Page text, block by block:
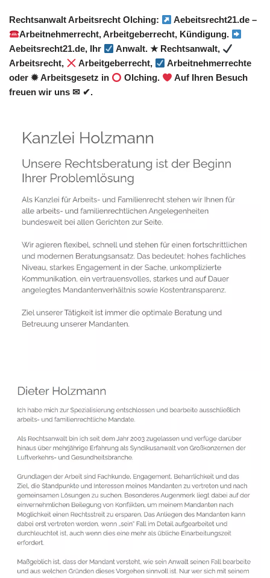
Rechtsanwalt Arbeitsrecht Olching:
Aebeitsrecht21.de –
Arbeitnehmerrecht, Arbeitgeberrecht, Kündigung.
Aebeitsrecht21.de, Ihr
Anwalt. ★ Rechtsanwalt,
Arbeitsrecht,
Arbeitgeberrecht,
Arbeitnehmerrechte
oder ✹ Arbeitsgesetz in
Olching.
Auf Ihren Besuch
freuen wir uns ✉ ✔.